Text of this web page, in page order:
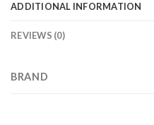
ADDITIONAL INFORMATION
REVIEWS (0)
BRAND